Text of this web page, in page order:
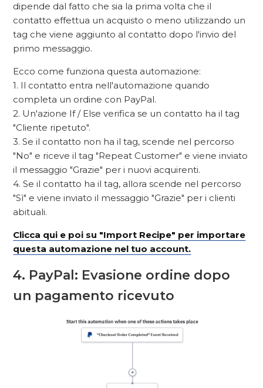
dipende dal fatto che sia la prima volta che il
contatto effettua un acquisto o meno utilizzando un
tag che viene aggiunto al contatto dopo l'invio del
primo messaggio.
Ecco come funziona questa automazione:
1. Il contatto entra nell'automazione quando
completa un ordine con PayPal.
2. Un'azione If / Else verifica se un contatto ha il tag
"Cliente ripetuto".
3. Se il contatto non ha il tag, scende nel percorso
"No" e riceve il tag "Repeat Customer" e viene inviato
il messaggio "Grazie" per i nuovi acquirenti.
4. Se il contatto ha il tag, allora scende nel percorso
"Sì" e viene inviato il messaggio "Grazie" per i clienti
abituali.
Clicca qui e poi su "Import Recipe" per importare
questa automazione nel tuo account.
4. PayPal: Evasione ordine dopo
un pagamento ricevuto